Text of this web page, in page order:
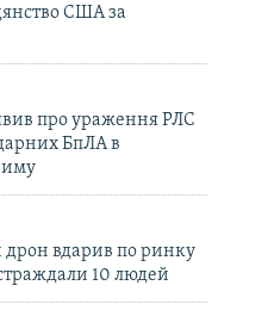
США за
про ураження РЛС
БпЛА в
дрон вдарив по ринку
10 людей